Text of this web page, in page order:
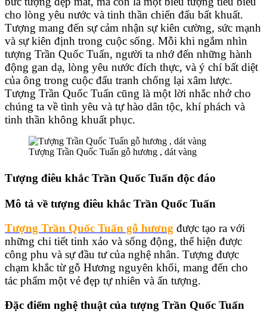
cho lòng yêu nước và tinh thần chiến đấu bất khuất.
Tượng mang đến sự cảm nhận sự kiên cường, sức mạnh
và sự kiên định trong cuộc sống. Mỗi khi ngắm nhìn
tượng Trần Quốc Tuấn, người ta nhớ đến những hành
động gan dạ, lòng yêu nước đích thực, và ý chí bất diệt
của ông trong cuộc đấu tranh chống lại xâm lược.
Tượng Trần Quốc Tuấn cũng là một lời nhắc nhở cho
chúng ta về tình yêu và tự hào dân tộc, khí phách và
tinh thần không khuất phục.
Tượng Trần Quốc Tuấn gỗ hương , dát vàng
Tượng điêu khắc Trần Quốc Tuấn độc đáo
Mô tả về tượng điêu khắc Trần Quốc Tuấn
Tượng Trần Quốc Tuấn gỗ hương được tạo ra với
những chi tiết tinh xảo và sống động, thể hiện được
công phu và sự đầu tư của nghệ nhân. Tượng được
chạm khắc từ gỗ Hương nguyên khối, mang đến cho
tác phẩm một vẻ đẹp tự nhiên và ấn tượng.
Đặc điểm nghệ thuật của tượng Trần Quốc Tuấn